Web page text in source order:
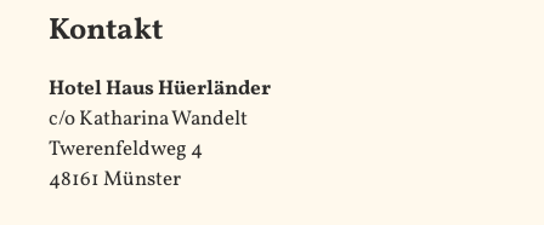
Kontakt
Hotel Haus Hüerländer
c/o Katharina Wandelt
Twerenfeldweg 4
48161 Münster